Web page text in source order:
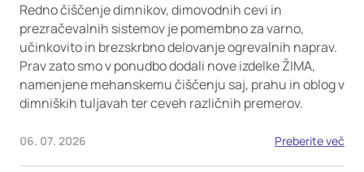
Redno čiščenje dimnikov, dimovodnih cevi in
prezračevalnih sistemov je pomembno za varno,
učinkovito in brezskrbno delovanje ogrevalnih naprav.
Prav zato smo v ponudbo dodali nove izdelke ŽIMA,
namenjene mehanskemu čiščenju saj, prahu in oblog v
dimniških tuljavah ter ceveh različnih premerov.
06. 07. 2026 Preberite več